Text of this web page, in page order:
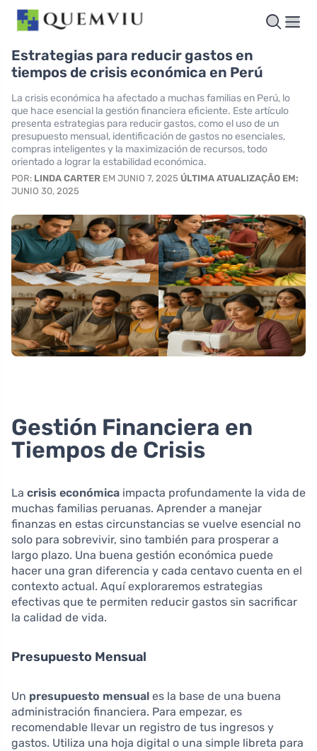
Estrategias para reducir gastos en
tiempos de crisis económica en Perú
La crisis económica ha afectado a muchas familias en Perú, lo
que hace esencial la gestión financiera eficiente. Este artículo
presenta estrategias para reducir gastos, como el uso de un
presupuesto mensual, identificación de gastos no esenciales,
compras inteligentes y la maximización de recursos, todo
orientado a lograr la estabilidad económica.
POR: LINDA CARTER EM JUNIO 7, 2025 ÚLTIMA ATUALIZAÇÃO EM:
JUNIO 30, 2025
Gestión Financiera en
Tiempos de Crisis
La crisis económica impacta profundamente la vida de
muchas familias peruanas. Aprender a manejar
finanzas en estas circunstancias se vuelve esencial no
solo para sobrevivir, sino también para prosperar a
largo plazo. Una buena gestión económica puede
hacer una gran diferencia y cada centavo cuenta en el
contexto actual. Aquí exploraremos estrategias
efectivas que te permiten reducir gastos sin sacrificar
la calidad de vida.
Presupuesto Mensual
Un presupuesto mensual es la base de una buena
administración financiera. Para empezar, es
recomendable llevar un registro de tus ingresos y
gastos. Utiliza una hoja digital o una simple libreta para